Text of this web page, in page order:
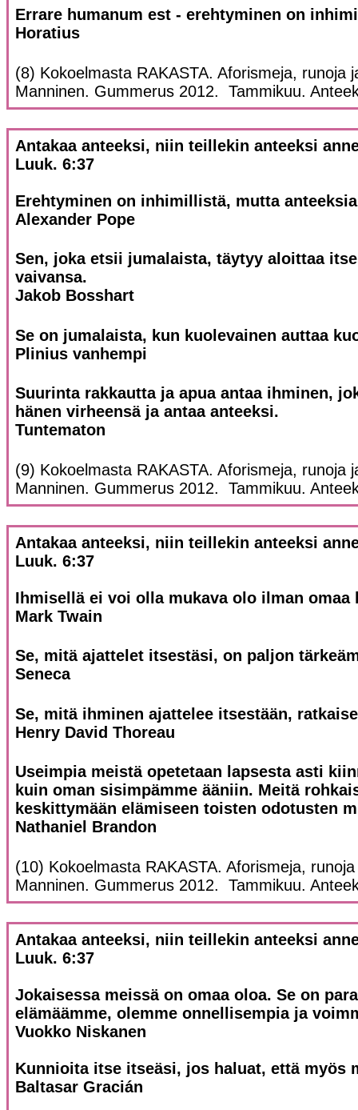
Errare humanum est - erehtyminen on
Horatius
(8) Kokoelmasta RAKASTA. Aforismeja, runoja
Manninen. Gummerus 2012. Tammikuu.
Antakaa anteeksi, niin teillekin anteeksi
Luuk. 6:37
Erehtyminen on inhimillistä, mutta
Alexander Pope
Sen, joka etsii jumalaista, täytyy aloittaa
vaivansa.
Jakob Bosshart
Se on jumalaista, kun kuolevainen auttaa
Plinius vanhempi
Suurinta rakkautta ja apua antaa ihminen,
hänen virheensä ja antaa anteeksi.
Tuntematon
(9) Kokoelmasta RAKASTA. Aforismeja, runoja
Manninen. Gummerus 2012. Tammikuu.
Antakaa anteeksi, niin teillekin anteeksi
Luuk. 6:37
Ihmisellä ei voi olla mukava olo ilman omaa
Mark Twain
Se, mitä ajattelet itsestäsi, on paljon
Seneca
Se, mitä ihminen ajattelee itsestään,
Henry David Thoreau
Useimpia meistä opetetaan lapsesta asti
kuin oman sisimpämme ääniin. Meitä
keskittymään elämiseen toisten odotusten
Nathaniel Brandon
(10) Kokoelmasta RAKASTA. Aforismeja,
Manninen. Gummerus 2012. Tammikuu.
Antakaa anteeksi, niin teillekin anteeksi
Luuk. 6:37
Jokaisessa meissä on omaa oloa. Se on
elämäämme, olemme onnellisempia ja
Vuokko Niskanen
Kunnioita itse itseäsi, jos haluat, että myös
Baltasar Gracián